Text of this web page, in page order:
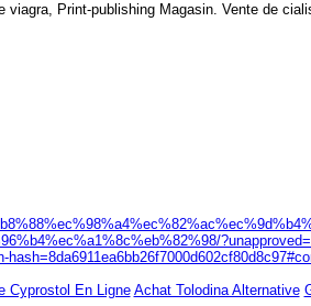
viagra, Print-publishing Magasin. Vente de
Cyprostol En Ligne Achat Tolodina Alternative